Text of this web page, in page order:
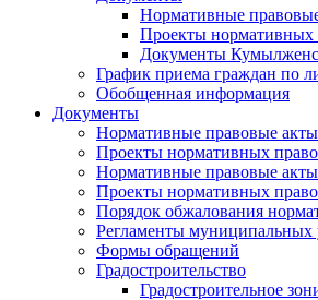
Нормативные
Проекты
Документы
График приема граждан по
Обобщенная информация
Документы
Нормативные правовые
Проекты нормативных
Нормативные правовые
Проекты нормативных
Порядок обжалования
Регламенты муниципальных
Формы обращений
Градостроительство
Градостроительное